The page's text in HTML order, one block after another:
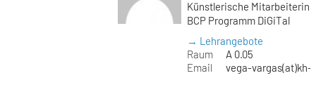
Künstlerische Mitarbeiterin
BCP Programm DiGiTal
→ Lehrangebote
Raum
A 0.05
Email
vega-vargas(at)kh-